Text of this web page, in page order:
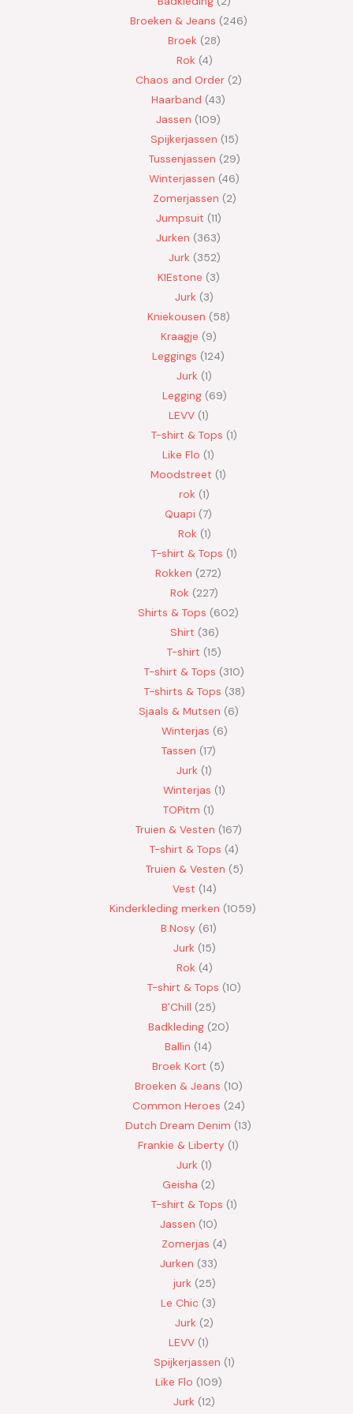
Broeken & Jeans 246
Broek 28
Rok 4
Chaos and Order 2
Haarband 43
Jassen 109
Spijkerjassen 15
Tussenjassen 29
Winterjassen 46
Zomerjassen 2
Jumpsuit 11
Jurken 363
Jurk 352
KIEstone 3
Jurk 3
Kniekousen 58
Kraagje 9
Leggings 124
Jurk 1
Legging 69
LEVV 1
T-shirt & Tops 1
Like Flo 1
Moodstreet 1
rok 1
Quapi 7
Rok 1
T-shirt & Tops 1
Rokken 272
Rok 227
Shirts & Tops 602
Shirt 36
T-shirt 15
T-shirt & Tops 310
T-shirts & Tops 38
Sjaals & Mutsen 6
Winterjas 6
Tassen 17
Jurk 1
Winterjas 1
TOPitm 1
Truien & Vesten 167
T-shirt & Tops 4
Truien & Vesten 5
Vest 14
Kinderkleding merken 1059
B.Nosy 61
Jurk 15
Rok 4
T-shirt & Tops 10
B'Chill 25
Badkleding 20
Ballin 14
Broek Kort 5
Broeken & Jeans 10
Common Heroes 24
Dutch Dream Denim 13
Frankie & Liberty 1
Jurk 1
Geisha 2
T-shirt & Tops 1
Jassen 10
Zomerjas 4
Jurken 33
jurk 25
Le Chic 3
Jurk 2
LEVV 1
Spijkerjassen 1
Like Flo 109
Jurk 12